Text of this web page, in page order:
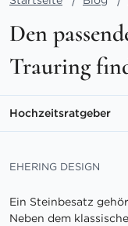
Den
Trauring
Hochzeitsratgeber
EHERING DESIGN
Ein Steinbesatz
Neben dem